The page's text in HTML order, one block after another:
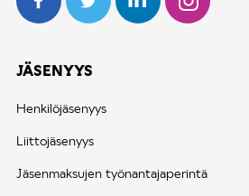
JÄSENYYS
Henkilöjäsenyys
Liittojäsenyys
Jäsenmaksujen työnantajaperintä